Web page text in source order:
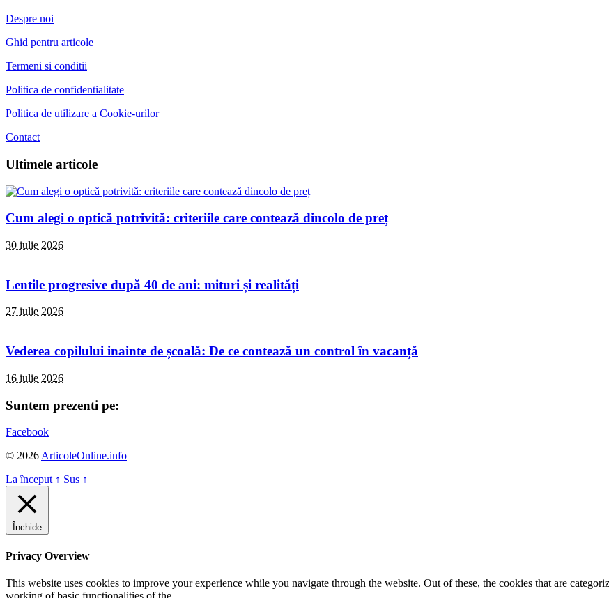
Despre noi
Ghid pentru articole
Termeni si conditii
Politica de confidentialitate
Politica de utilizare a Cookie-urilor
Contact
Ultimele articole
Cum alegi o optică potrivită: criteriile care contează dincolo de preț
30 iulie 2026
Lentile progresive după 40 de ani: mituri și realități
27 iulie 2026
Vederea copilului inainte de școală: De ce contează un control în vacanță
16 iulie 2026
Suntem prezenti pe:
Facebook
© 2026 ArticoleOnline.info
La început ↑ Sus ↑
Închide
Privacy Overview
This website uses cookies to improve your experience while you navigate through the website. Out of these, the cookies that are
working of basic functionalities of the